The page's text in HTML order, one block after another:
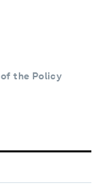
the Policy